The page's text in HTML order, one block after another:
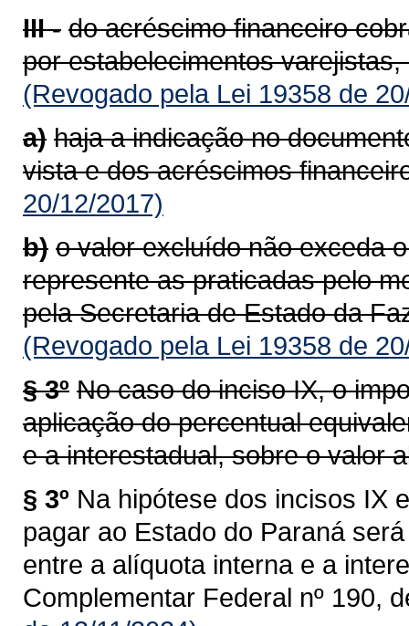
III - do acréscimo financeiro
por estabelecimentos
(Revogado pela Lei 19358 de
a) haja a indicação no
vista e dos acréscimos
20/12/2017)
b) o valor excluído não exceda
represente as praticadas pelo
pela Secretaria de Estado da
(Revogado pela Lei 19358 de
§ 3º No caso do inciso IX, o
aplicação do percentual
e a interestadual, sobre o valor
§ 3º Na hipótese dos incisos IX
pagar ao Estado do Paraná
entre a alíquota interna e a
Complementar Federal nº 190,